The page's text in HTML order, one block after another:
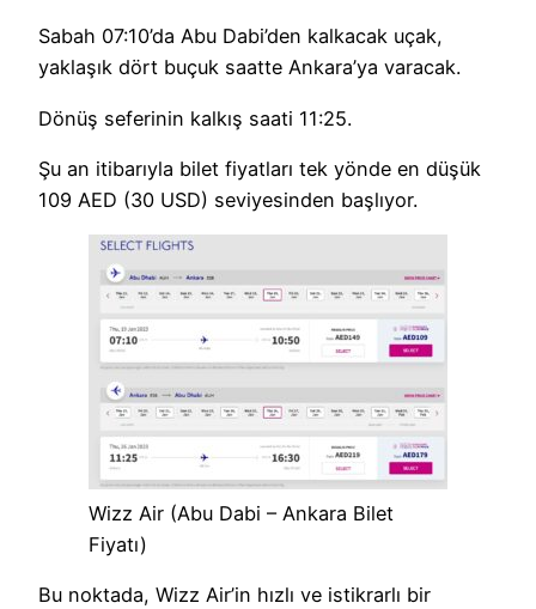
Sabah 07:10’da Abu Dabi’den kalkacak uçak,
yaklaşık dört buçuk saatte Ankara’ya varacak.
Dönüş seferinin kalkış saati 11:25.
Şu an itibarıyla bilet fiyatları tek yönde en düşük
109 AED (30 USD) seviyesinden başlıyor.
Wizz Air (Abu Dabi – Ankara Bilet
Fiyatı)
Bu noktada, Wizz Air’in hızlı ve istikrarlı bir